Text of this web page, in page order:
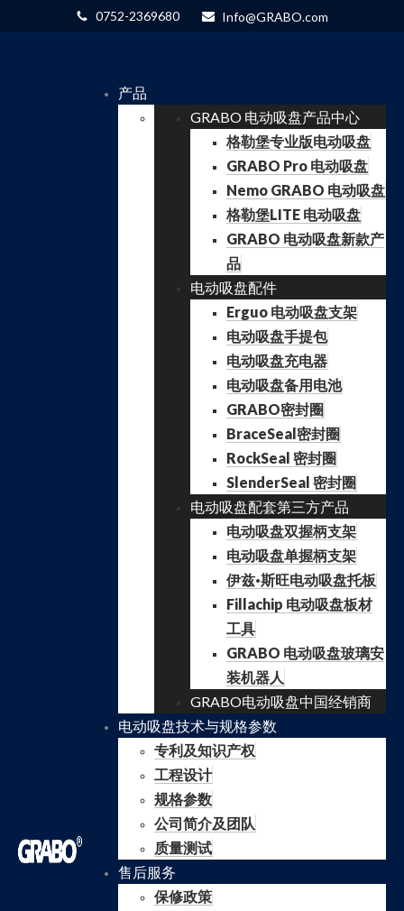
0752-2369680 Info@GRABO.com
产品
GRABO 电动吸盘产品中心
格勒堡专业版电动吸盘
GRABO Pro 电动吸盘
Nemo GRABO 电动吸盘
格勒堡LITE 电动吸盘
GRABO 电动吸盘新款产
品
电动吸盘配件
Erguo 电动吸盘支架
电动吸盘手提包
电动吸盘充电器
电动吸盘备用电池
GRABO密封圈
BraceSeal密封圈
RockSeal 密封圈
SlenderSeal 密封圈
电动吸盘配套第三方产品
电动吸盘双握柄支架
电动吸盘单握柄支架
伊兹·斯旺电动吸盘托板
Fillachip 电动吸盘板材
工具
GRABO 电动吸盘玻璃安
装机器人
GRABO电动吸盘中国经销商
电动吸盘技术与规格参数
专利及知识产权
工程设计
规格参数
公司简介及团队
质量测试
售后服务
保修政策